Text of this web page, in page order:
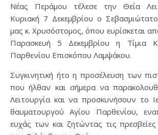
Νέας Περάμου τέλεσε την Θεία
Κυριακή 7 Δεκεμβρίου ο
μας κ. Χρυσόστομος, όπου ευρίσκεται
Παρασκευή 5 Δεκεμβρίου η Τίμια
Παρθενίου Επισκόπου Λαμψάκου.
Συγκινητική ήτο η προσέλευση των
που ήλθαν και σήμερα να
Λειτουργία και να προσκυνήσουν το
θαυματουργού Αγίου Παρθενίου,
ευχάς των και ζητώντας τις